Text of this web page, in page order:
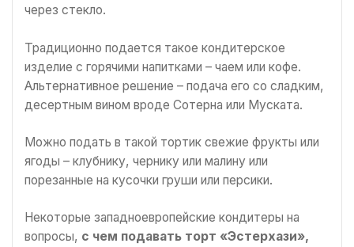
через стекло.
Традиционно подается такое кондитерское
изделие с горячими напитками – чаем или кофе.
Альтернативное решение – подача его со сладким,
десертным вином вроде Сотерна или Муската.
Можно подать в такой тортик свежие фрукты или
ягоды – клубнику, чернику или малину или
порезанные на кусочки груши или персики.
Некоторые западноевропейские кондитеры на
вопросы, с чем подавать торт «Эстерхази»,